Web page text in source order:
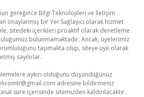
gereğince Bilgi Teknolojileri ve İletişim
onaylanmış bir Yer Sağlayıcı olarak hizmet
sitedeki içerikleri proaktif olarak denetleme
bulunmamaktadır. Ancak, üyelerimiz
taşımakta olup, siteye üye olarak
sayılırlar.
aykırı olduğunu düşündüğünüz
adresine bildirmeniz
süre içerisinde sitemizden kaldırılacaktır.